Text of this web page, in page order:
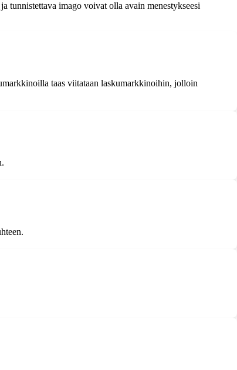
tunnistettava imago voivat olla avain menestykseesi
taas viitataan laskumarkkinoihin, jolloin